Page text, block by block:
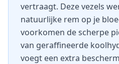
vertraagt. Deze vezels
natuurlijke rem op je
voorkomen de scherpe
van geraffineerde
voegt een extra